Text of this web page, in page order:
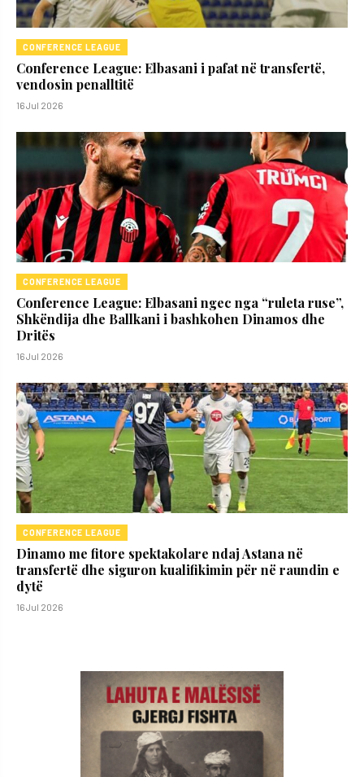
CONFERENCE LEAGUE
Conference League: Elbasani i pafat në transfertë,
vendosin penalltitë
16 Jul 2026
CONFERENCE LEAGUE
Conference League: Elbasani ngec nga “ruleta ruse”,
Shkëndija dhe Ballkani i bashkohen Dinamos dhe
Dritës
16 Jul 2026
CONFERENCE LEAGUE
Dinamo me fitore spektakolare ndaj Astana në
transfertë dhe siguron kualifikimin për në raundin e
dytë
16 Jul 2026